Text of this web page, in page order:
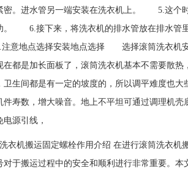
密。进水管另一端安装在洗衣机上。 5.这个
。 6.接下来，将洗衣机的排水管放在排水管
点选择安装地点选择 选择滚筒洗衣机安
都是加长面板了，滚筒洗衣机基本不需要散
卫生间都是有一定的坡度的，所以调平难
件寿数，增大噪音。地上不平坦可通过调理
源引线，
衣机搬运固定螺栓作用介绍 在进行滚筒洗衣机
于搬运过程中的安全和顺利进行非常重要。